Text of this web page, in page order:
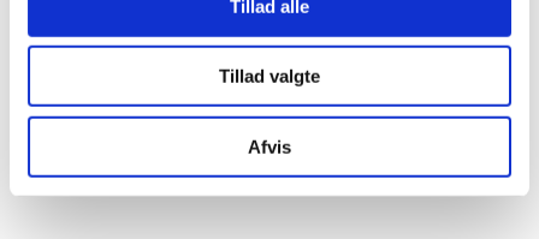
Tillad alle
Tillad valgte
Afvis
logge ind!
logge ind!